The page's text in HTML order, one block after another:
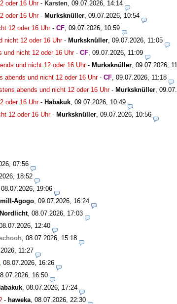
oder 16 Uhr- Karsten 09.07.2026, 14:14
oder 16 Uhr- Murksknüller 09.07.2026, 10:54
12 oder 16 Uhr- CF 09.07.2026, 10:59
nicht 12 oder 16 Uhr- Murksknüller 09.07.2026, 11:05
und nicht 12 oder 16 Uhr- CF 09.07.2026, 11:09
und nicht 12 oder 16 Uhr- Murksknüller 09.07.2026,
abends und nicht 12 oder 16 Uhr- CF 09.07.2026, 11:18
abends und nicht 12 oder 16 Uhr- Murksknüller
oder 16 Uhr- Habakuk 09.07.2026, 10:49
12 oder 16 Uhr- Murksknüller 09.07.2026, 10:56
07:56
18:52
08.07.2026, 19:06
Agogo 09.07.2026, 16:24
, 08.07.2026, 17:03
12:40
08.07.2026, 15:18
11:27
08.07.2026, 16:26
16:50
08.07.2026, 17:24
- haweka 08.07.2026, 22:30